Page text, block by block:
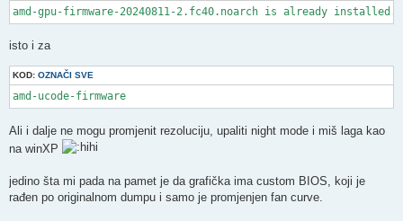
amd-gpu-firmware-20240811-2.fc40.noarch is already installed.
isto i za
KOD: OZNAČI SVE
amd-ucode-firmware
Ali i dalje ne mogu promjenit rezoluciju, upaliti night mode i miš laga kao
na winXP
jedino šta mi pada na pamet je da grafička ima custom BIOS, koji je
rađen po originalnom dumpu i samo je promjenjen fan curve.